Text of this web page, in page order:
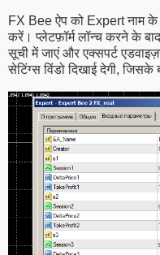
FX Bee ऐप को Expert नाम के
करें। प्लेटफ़ॉर्म लॉन्च करने के
सूची में जाएं और एक्सपर्ट
सेटिंग्स विंडो दिखाई देगी, जिसके